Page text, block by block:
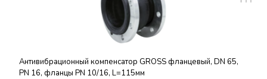
Антивибрационный компенсатор GROSS фланцевый, DN 65,
PN 16, фланцы PN 10/16, L=115мм